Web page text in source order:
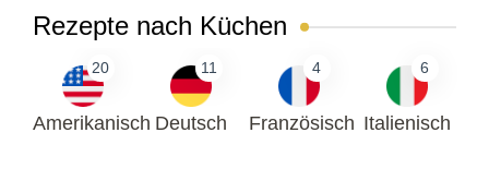
Rezepte nach Küchen
20
Amerikanisch
11
Deutsch
4
Französisch
6
Italienisch